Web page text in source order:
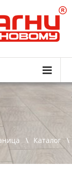
Каталог